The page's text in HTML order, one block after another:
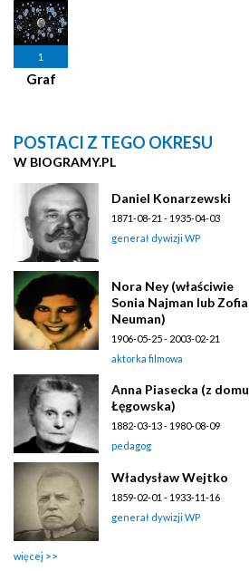
1
Graf
POSTACI Z TEGO OKRESU
W BIOGRAMY.PL
Daniel Konarzewski
1871-08-21 - 1935-04-03
generał dywizji WP
Nora Ney (właściwie
Sonia Najman lub Zofia
Neuman)
1906-05-25 - 2003-02-21
aktorka filmowa
Anna Piasecka (z domu
Łęgowska)
1882-03-13 - 1980-08-09
pedagog
Władysław Wejtko
1859-02-01 - 1933-11-16
generał dywizji WP
więcej